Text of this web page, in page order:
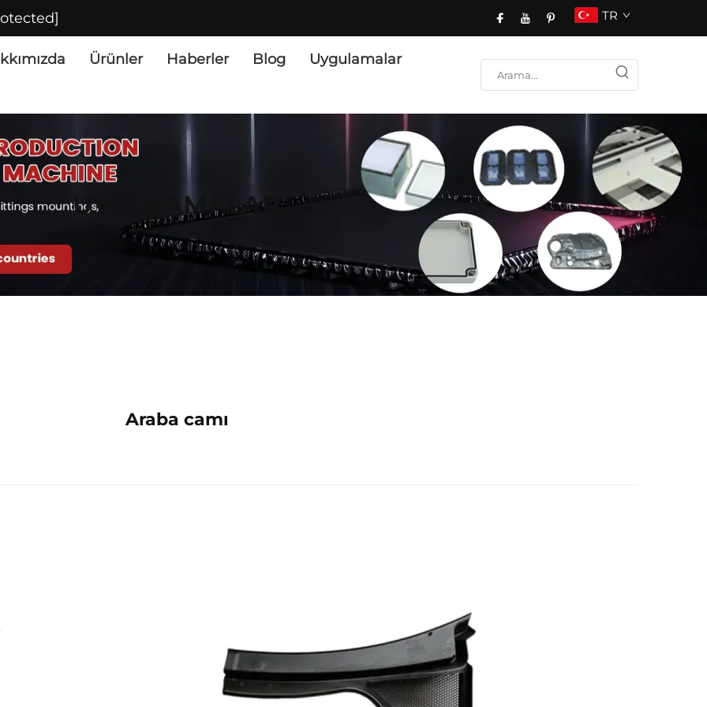
TR
Ürünler Haberler Blog Uygulamalar
UYGULAMALAR
Araba camı